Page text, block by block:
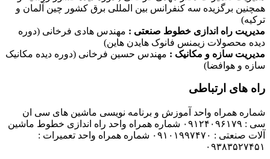
همچنین برگزیده سه کنفرانس بین المللی برق کشور چین آلمان و
ترکیه)
مدیریت راه اندازی خطوط صنعتی : مهندس هادی فرخانی (دوره
دیده محصولات زیمنس فانوک هایدن هاین)
مدیریت سازه و مکانیک : مهندس حسین فرخانی (دوره دیده مکانیک
سازه و هوافضا)
راه های ارتباطی
شماره همراه واحد آموزش و برنامه نویسی ماشین های سی ان
سی : ۰۹۱۲۴۰۹۶۱۷۹ شماره همراه واحد راه اندازی خطوط ماشین
آلات صنعتی : ۰۹۱۰۱۹۹۷۴۷۰ شماره همراه واحد تعمیرات :
۰۹۳۸۳۵۲۷۴۵۱